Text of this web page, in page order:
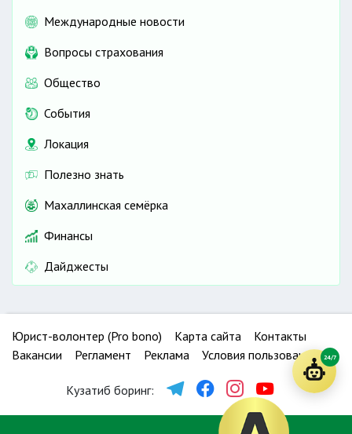
Международные новости
Вопросы страхования
Общество
События
Локация
Полезно знать
Махаллинская семёрка
Финансы
Дайджесты
Юрист-волонтер (Pro bono) Карта сайта
Контакты
Вакансии
Регламент Реклама Условия пользования
Кузатиб боринг:
24/7